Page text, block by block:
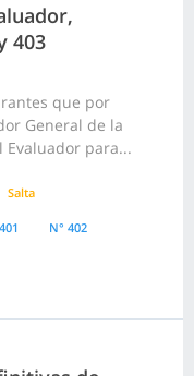
403
que por
General de la
para...
Salta
N° 402